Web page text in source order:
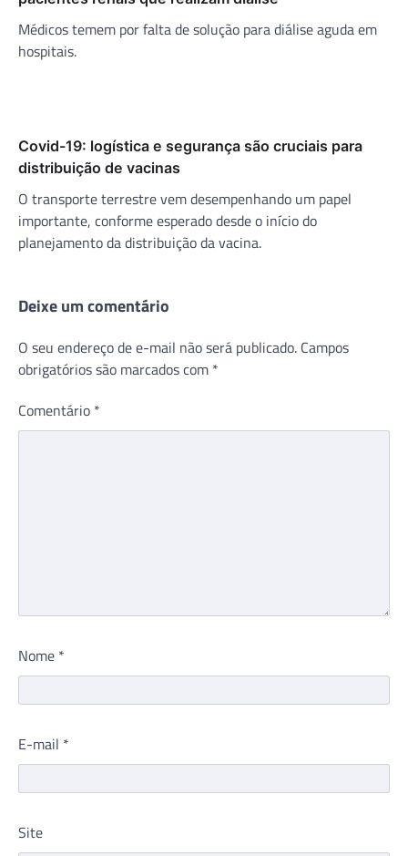
Médicos temem por falta de solução para diálise aguda em
hospitais.
Covid-19: logística e segurança são cruciais para
distribuição de vacinas
O transporte terrestre vem desempenhando um papel
importante, conforme esperado desde o início do
planejamento da distribuição da vacina.
Deixe um comentário
O seu endereço de e-mail não será publicado. Campos
obrigatórios são marcados com *
Comentário *
Nome *
E-mail *
Site